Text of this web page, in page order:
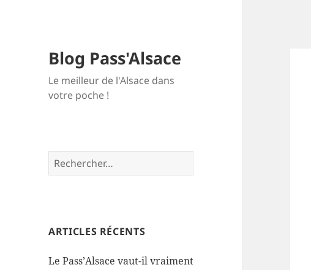
Blog Pass'Alsace
Le meilleur de l'Alsace dans
votre poche !
Rechercher :
ARTICLES RÉCENTS
Le Pass’Alsace vaut-il vraiment